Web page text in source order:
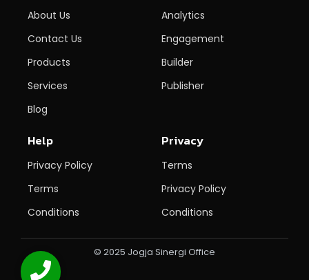
About Us
Contact Us
Products
Services
Blog
Analytics
Engagement
Builder
Publisher
Help
Privacy Policy
Terms
Conditions
Privacy
Terms
Privacy Policy
Conditions
© 2025 Jogja Sinergi Office